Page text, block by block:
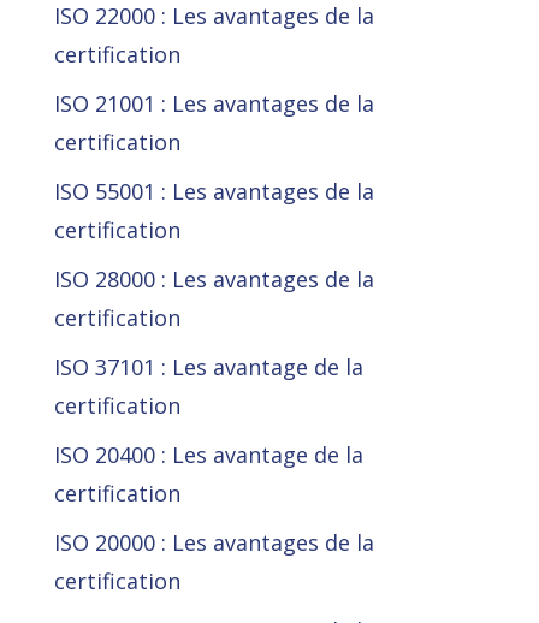
ISO 22000 : Les avantages de la
certification
ISO 21001 : Les avantages de la
certification
ISO 55001 : Les avantages de la
certification
ISO 28000 : Les avantages de la
certification
ISO 37101 : Les avantage de la
certification
ISO 20400 : Les avantage de la
certification
ISO 20000 : Les avantages de la
certification